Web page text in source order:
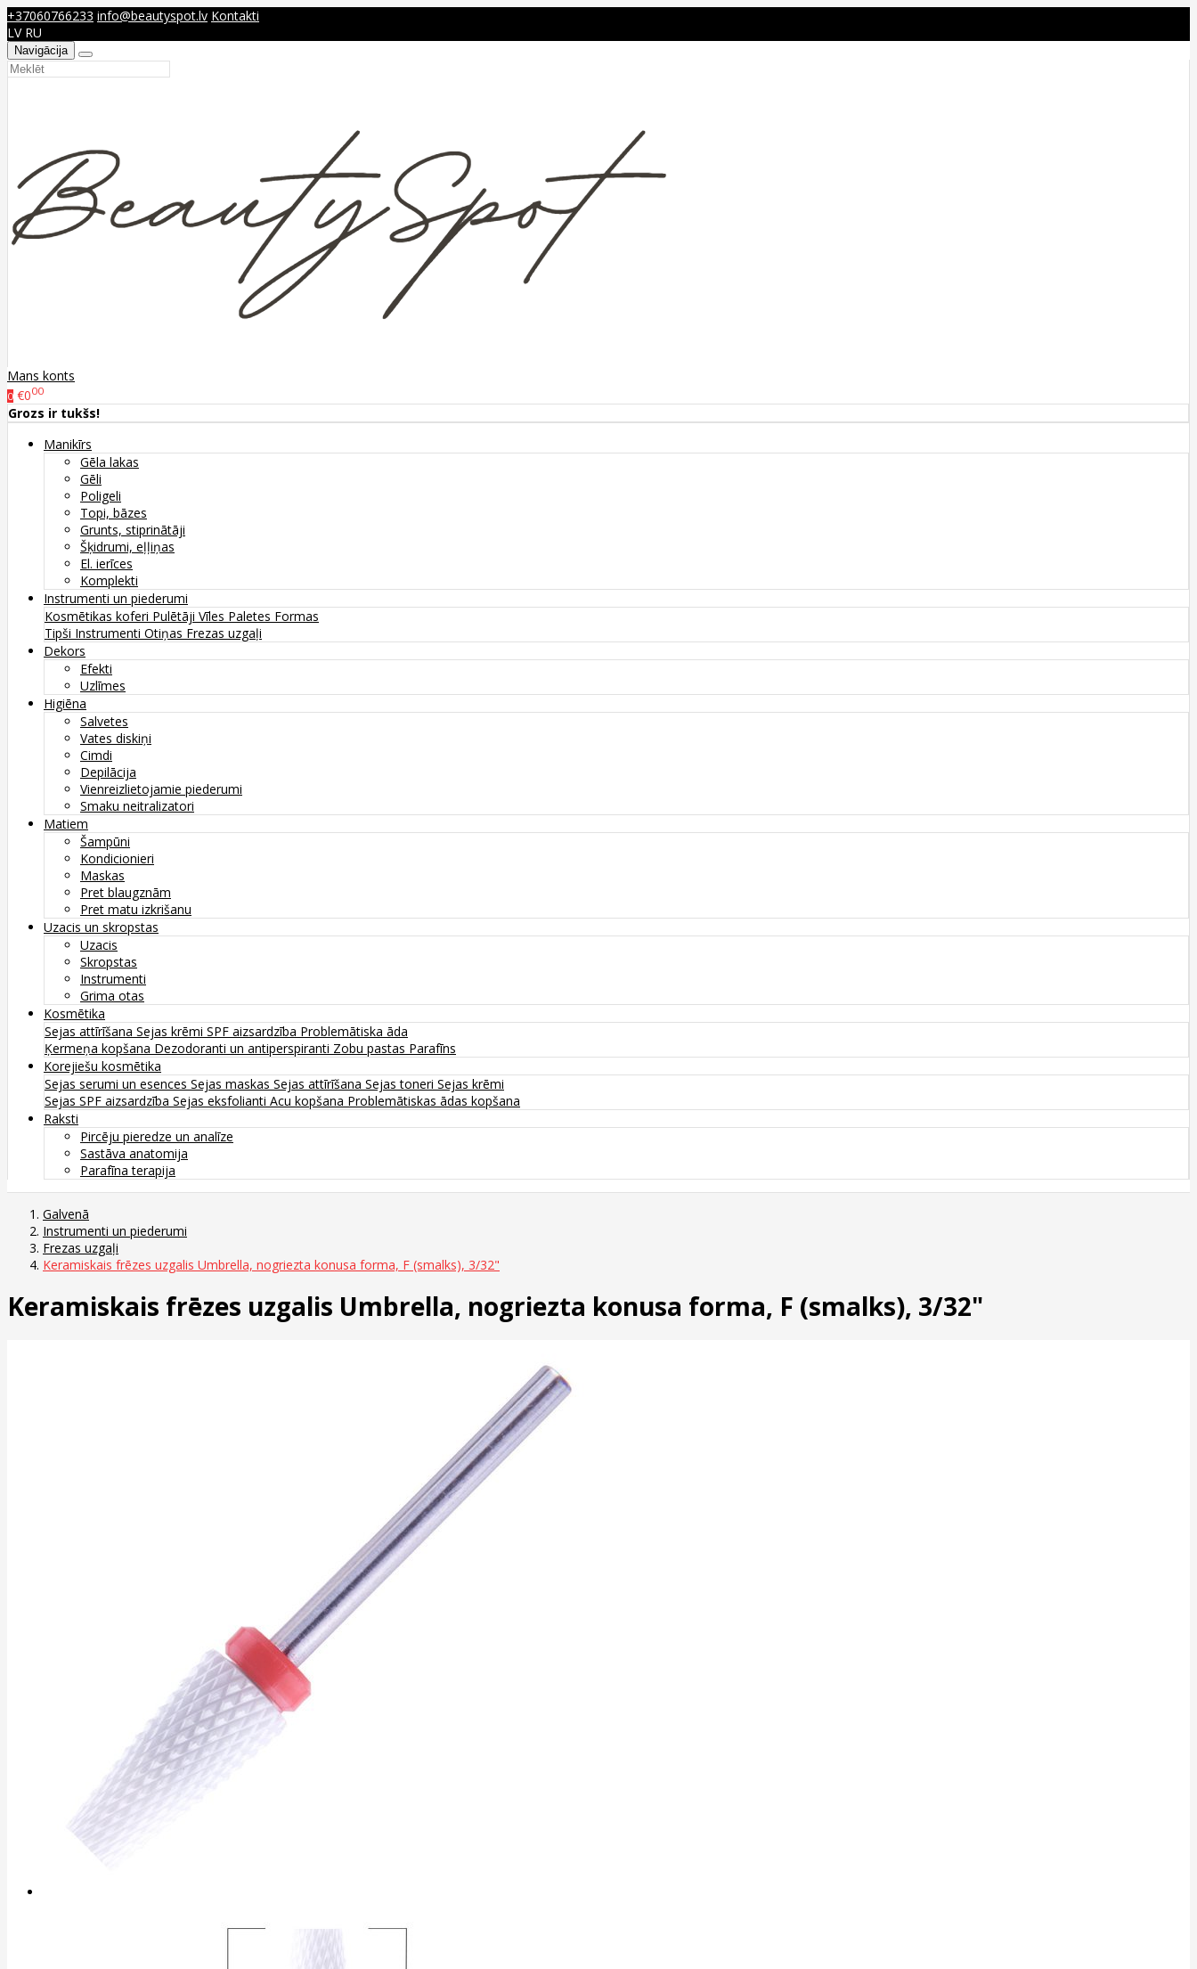
+37060766233 info@beautyspot.lv Kontakti
LV RU
Navigācija
Mans konts
0 €000
Grozs ir tukšs!
Manikīrs
Gēla lakas
Gēli
Poligeli
Topi, bāzes
Grunts, stiprinātāji
Šķidrumi, eļļiņas
El. ierīces
Komplekti
Instrumenti un piederumi
Kosmētikas koferi Pulētāji Vīles Paletes Formas
Tipši Instrumenti Otiņas Frezas uzgaļi
Dekors
Efekti
Uzlīmes
Higiēna
Salvetes
Vates diskiņi
Cimdi
Depilācija
Vienreizlietojamie piederumi
Smaku neitralizatori
Matiem
Šampūni
Kondicionieri
Maskas
Pret blaugznām
Pret matu izkrišanu
Uzacis un skropstas
Uzacis
Skropstas
Instrumenti
Grima otas
Kosmētika
Sejas attīrīšana Sejas krēmi SPF aizsardzība Problemātiska āda
Ķermeņa kopšana Dezodoranti un antiperspiranti Zobu pastas Parafīns
Korejiešu kosmētika
Sejas serumi un esences Sejas maskas Sejas attīrīšana Sejas toneri Sejas krēmi
Sejas SPF aizsardzība Sejas eksfolianti Acu kopšana Problemātiskas ādas kopšana
Raksti
Pircēju pieredze un analīze
Sastāva anatomija
Parafīna terapija
Galvenā
Instrumenti un piederumi
Frezas uzgaļi
Keramiskais frēzes uzgalis Umbrella, nogriezta konusa forma, F (smalks), 3/32"
Keramiskais frēzes uzgalis Umbrella, nogriezta konusa forma, F (smalks), 3/32"